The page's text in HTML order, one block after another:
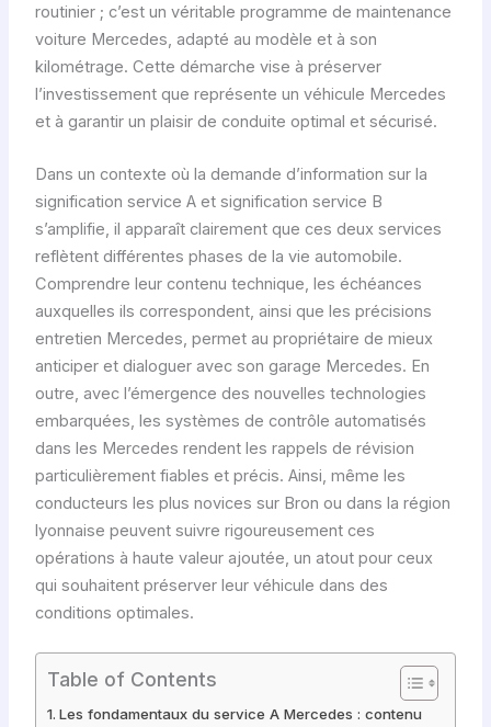
routinier ; c’est un véritable programme de maintenance
voiture Mercedes, adapté au modèle et à son
kilométrage. Cette démarche vise à préserver
l’investissement que représente un véhicule Mercedes
et à garantir un plaisir de conduite optimal et sécurisé.
Dans un contexte où la demande d’information sur la
signification service A et signification service B
s’amplifie, il apparaît clairement que ces deux services
reflètent différentes phases de la vie automobile.
Comprendre leur contenu technique, les échéances
auxquelles ils correspondent, ainsi que les précisions
entretien Mercedes, permet au propriétaire de mieux
anticiper et dialoguer avec son garage Mercedes. En
outre, avec l’émergence des nouvelles technologies
embarquées, les systèmes de contrôle automatisés
dans les Mercedes rendent les rappels de révision
particulièrement fiables et précis. Ainsi, même les
conducteurs les plus novices sur Bron ou dans la région
lyonnaise peuvent suivre rigoureusement ces
opérations à haute valeur ajoutée, un atout pour ceux
qui souhaitent préserver leur véhicule dans des
conditions optimales.
Table of Contents
Les fondamentaux du service A Mercedes : contenu